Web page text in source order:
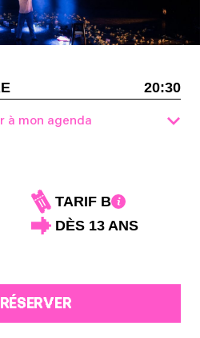
20:30
à mon agenda
TARIF B
DÈS 13 ANS
RÉSERVER